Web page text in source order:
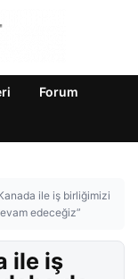
Forum
ile iş birliğimizi
edeceğiz”
ile iş